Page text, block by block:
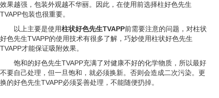
效果越强，包装外观越不华丽。因此，在使用前选择柱好色先生
TVAPP包装也很重要。
以上主要是使用柱状好色先生TVAPP前需要注意的问题，对柱状
好色先生TVAPP的使用技术有很多了解，巧妙使用柱状好色先生
TVAPP才能保证吸附效果。
饱和的好色先生TVAPP充满了对健康不好的化学物质，所以最好
不要自己处理，但一旦饱和，就必须换新。否则会造成二次污染。更
换的好色先生TVAPP必须妥善处理，不能随便扔掉。